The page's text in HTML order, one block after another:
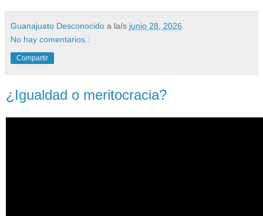
Guanajuato Desconocido a la/s junio 28, 2026
No hay comentarios.:
Compartir
¿Igualdad o meritocracia?